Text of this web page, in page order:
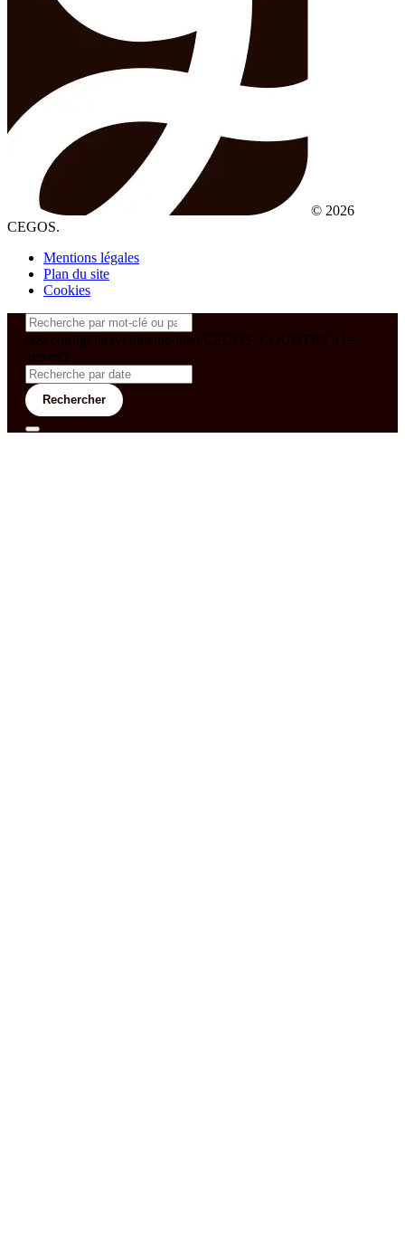
© 2026
CEGOS.
Mentions légales
Plan du site
Cookies
&& config('laravel-theme-inter.CEGOS_COUNTRY') !=
'neves')
Rechercher